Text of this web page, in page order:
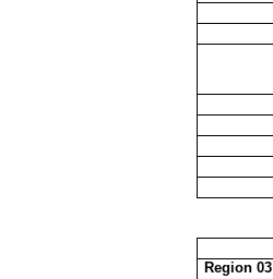
Region 03